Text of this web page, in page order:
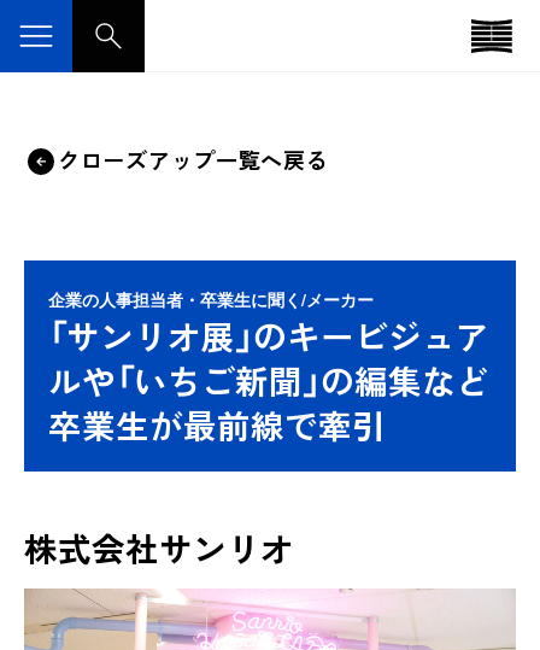
クローズアップ一覧へ戻る
企業の人事担当者・卒業生に聞く/メーカー
「サンリオ展」のキービジュア
ルや「いちご新聞」の編集など
卒業生が最前線で牽引
株式会社サンリオ